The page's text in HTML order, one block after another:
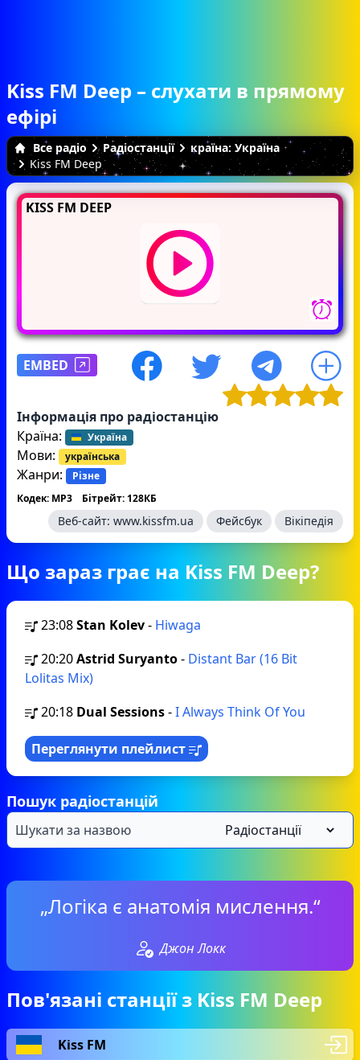
Kiss FM Deep – слухати в прямому
ефірі
Все радіо Радіостанції
країна: Україна
Kiss FM Deep
KISS FM DEEP
EMBED
Інформація про радіостанцію
Країна:
Україна
Мови: українська
Жанри:
Різне
Кодек: MP3
Бітрейт: 128КБ
Веб-сайт: www.kissfm.ua Фейсбук Вікіпедія
Що зараз грає на Kiss FM Deep?
23:08Stan Kolev- Hiwaga
20:20Astrid Suryanto- Distant Bar (16 Bit
Lolitas Mix)
20:18 Dual Sessions-I Always Think Of You
Переглянути плейлист
Пошук радіостанцій
„Логіка є анатомія мислення.“
Джон Локк
Пов'язані станції з Kiss FM Deep
Kiss FM